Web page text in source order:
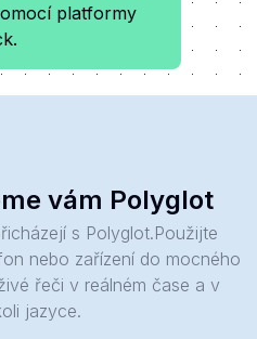
platformy
vám Polyglot
s Polyglot.Použijte
nebo zařízení do mocného
řeči v reálném čase a v
jazyce.